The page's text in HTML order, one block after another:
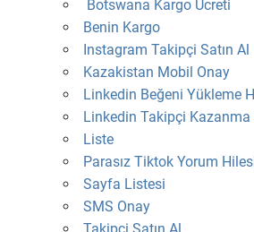
Botswana Kargo Ücreti
Benin Kargo
Instagram Takipçi Satın Al
Kazakistan Mobil Onay
Linkedin Beğeni Yükleme
Linkedin Takipçi Kazanma
Liste
Parasız Tiktok Yorum
Sayfa Listesi
SMS Onay
Takipçi Satın Al